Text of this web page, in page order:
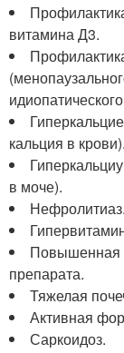
витамина Д3.
кальция в крови).
в моче).
Нефролитиаз.
Повышенная
препарата.
Тяжелая
Активная
Саркоидоз.